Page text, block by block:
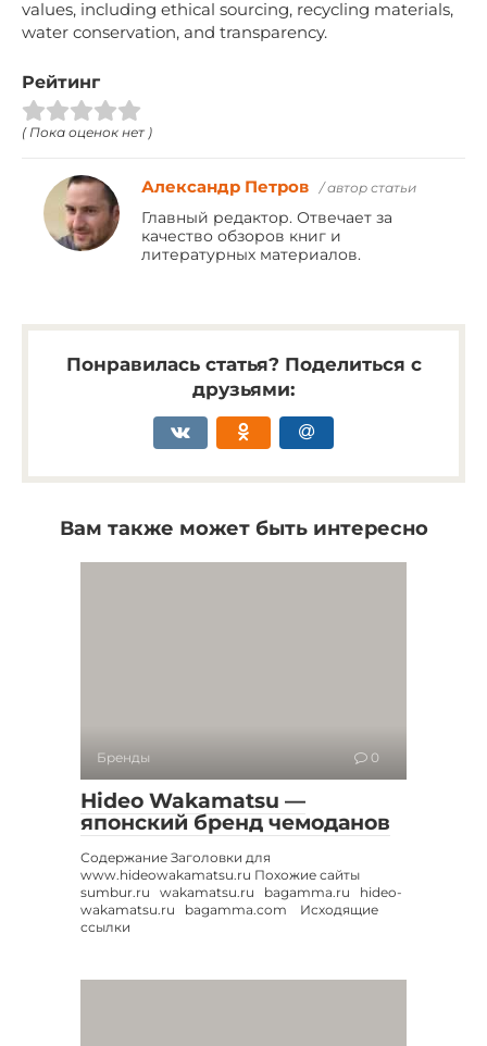
values, including ethical sourcing, recycling materials,
water conservation, and transparency.
Рейтинг
( Пока оценок нет )
Александр Петров / автор статьи
Главный редактор. Отвечает за
качество обзоров книг и
литературных материалов.
Понравилась статья? Поделиться с
друзьями:
Вам также может быть интересно
Бренды 0
Hideo Wakamatsu —
японский бренд чемоданов
Содержание Заголовки для
www.hideowakamatsu.ru Похожие сайты
sumbur.ru wakamatsu.ru bagamma.ru hideo-
wakamatsu.ru bagamma.com Исходящие
ссылки